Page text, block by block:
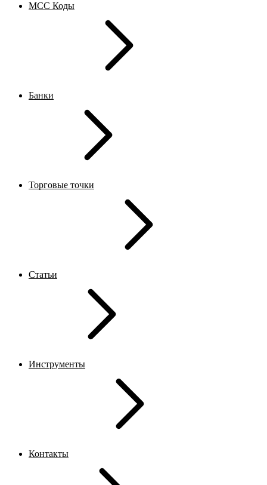
MCC Коды
Банки
Торговые точки
Статьи
Инструменты
Контакты